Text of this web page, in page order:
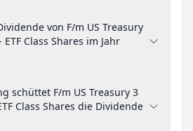
von F/m US Treasury
Class Shares im Jahr
schüttet F/m US Treasury 3
Class Shares die Dividende